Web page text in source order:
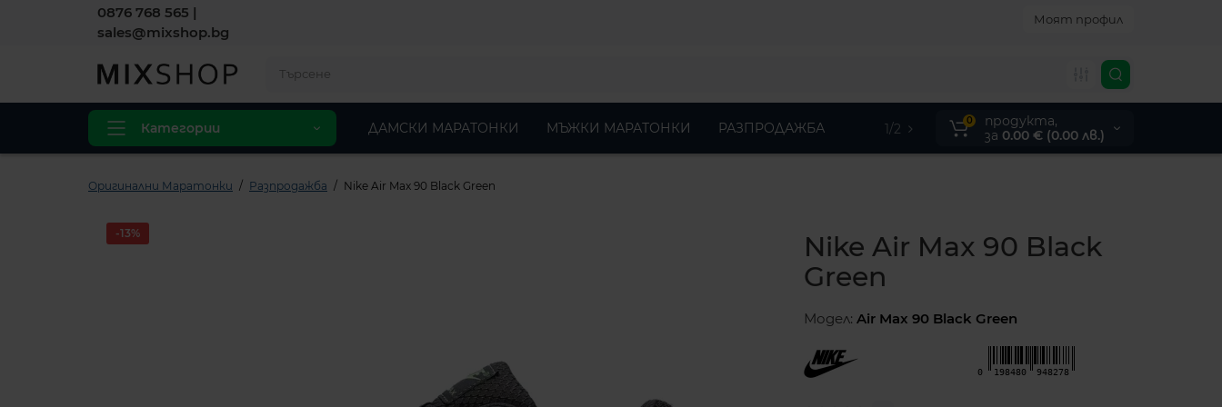
0876 768 565 |
sales@mixshop.bg
Моят профил
Категории ДАМСКИ МАРАТОНКИ МЪЖКИ МАРАТОНКИ РАЗПРОДАЖБА 1/2
0
продукта,
за 0.00 € (0.00 лв.)
Оригинални Маратонки Разпродажба Nike Air Max 90 Black Green
-13%
Nike Air Max 90 Black
Green
Модел: Air Max 90 Black Green
0 198480 948278